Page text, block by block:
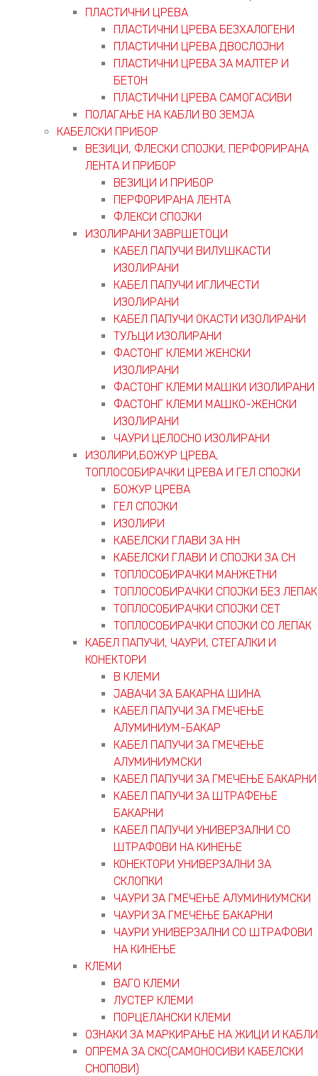
ПЛАСТИЧНИ ЦРЕВА
ПЛАСТИЧНИ ЦРЕВА БЕЗХАЛОГЕНИ
ПЛАСТИЧНИ ЦРЕВА ДВОСЛОЈНИ
ПЛАСТИЧНИ ЦРЕВА ЗА МАЛТЕР И
БЕТОН
ПЛАСТИЧНИ ЦРЕВА САМОГАСИВИ
ПОЛАГАЊЕ НА КАБЛИ ВО ЗЕМЈА
КАБЕЛСКИ ПРИБОР
ВЕЗИЦИ, ФЛЕСКИ СПОЈКИ, ПЕРФОРИРАНА
ЛЕНТА И ПРИБОР
ВЕЗИЦИ И ПРИБОР
ПЕРФОРИРАНА ЛЕНТА
ФЛЕКСИ СПОЈКИ
ИЗОЛИРАНИ ЗАВРШЕТОЦИ
КАБЕЛ ПАПУЧИ ВИЛУШКАСТИ
ИЗОЛИРАНИ
КАБЕЛ ПАПУЧИ ИГЛИЧЕСТИ
ИЗОЛИРАНИ
КАБЕЛ ПАПУЧИ ОКАСТИ ИЗОЛИРАНИ
ТУЉЦИ ИЗОЛИРАНИ
ФАСТОНГ КЛЕМИ ЖЕНСКИ
ИЗОЛИРАНИ
ФАСТОНГ КЛЕМИ МАШКИ ИЗОЛИРАНИ
ФАСТОНГ КЛЕМИ МАШКO-ЖЕНСКИ
ИЗОЛИРАНИ
ЧАУРИ ЦЕЛОСНО ИЗОЛИРАНИ
ИЗОЛИРИ,БОЖУР ЦРЕВА,
ТОПЛОСОБИРАЧКИ ЦРЕВА И ГЕЛ СПОЈКИ
БОЖУР ЦРЕВА
ГЕЛ СПОЈКИ
ИЗОЛИРИ
КАБЕЛСКИ ГЛАВИ ЗА НН
КАБЕЛСКИ ГЛАВИ И СПОЈКИ ЗА СН
ТОПЛОСОБИРАЧКИ МАНЖЕТНИ
ТОПЛОСОБИРАЧКИ СПОЈКИ БЕЗ ЛЕПАК
ТОПЛОСОБИРАЧКИ СПОЈКИ СЕТ
ТОПЛОСОБИРАЧКИ СПОЈКИ СО ЛЕПАК
КАБЕЛ ПАПУЧИ, ЧАУРИ, СТЕГАЛКИ И
КОНЕКТОРИ
В КЛЕМИ
ЈАВАЧИ ЗА БАКАРНА ШИНА
КАБЕЛ ПАПУЧИ ЗА ГМЕЧЕЊЕ
АЛУМИНИУМ-БАКАР
КАБЕЛ ПАПУЧИ ЗА ГМЕЧЕЊЕ
АЛУМИНИУМСКИ
КАБЕЛ ПАПУЧИ ЗА ГМЕЧЕЊЕ БАКАРНИ
КАБЕЛ ПАПУЧИ ЗА ШТРАФЕЊЕ
БАКАРНИ
КАБЕЛ ПАПУЧИ УНИВЕРЗАЛНИ СО
ШТРАФОВИ НА КИНЕЊЕ
КОНЕКТОРИ УНИВЕРЗАЛНИ ЗА
СКЛОПКИ
ЧАУРИ ЗА ГМЕЧЕЊЕ АЛУМИНИУМСКИ
ЧАУРИ ЗА ГМЕЧЕЊЕ БАКАРНИ
ЧАУРИ УНИВЕРЗАЛНИ СО ШТРАФОВИ
НА КИНЕЊЕ
КЛЕМИ
ВАГО КЛЕМИ
ЛУСТЕР КЛЕМИ
ПОРЦЕЛАНСКИ КЛЕМИ
ОЗНАКИ ЗА МАРКИРАЊЕ НА ЖИЦИ И КАБЛИ
ОПРЕМА ЗА СКС(САМОНОСИВИ КАБЕЛСКИ
СНОПОВИ)